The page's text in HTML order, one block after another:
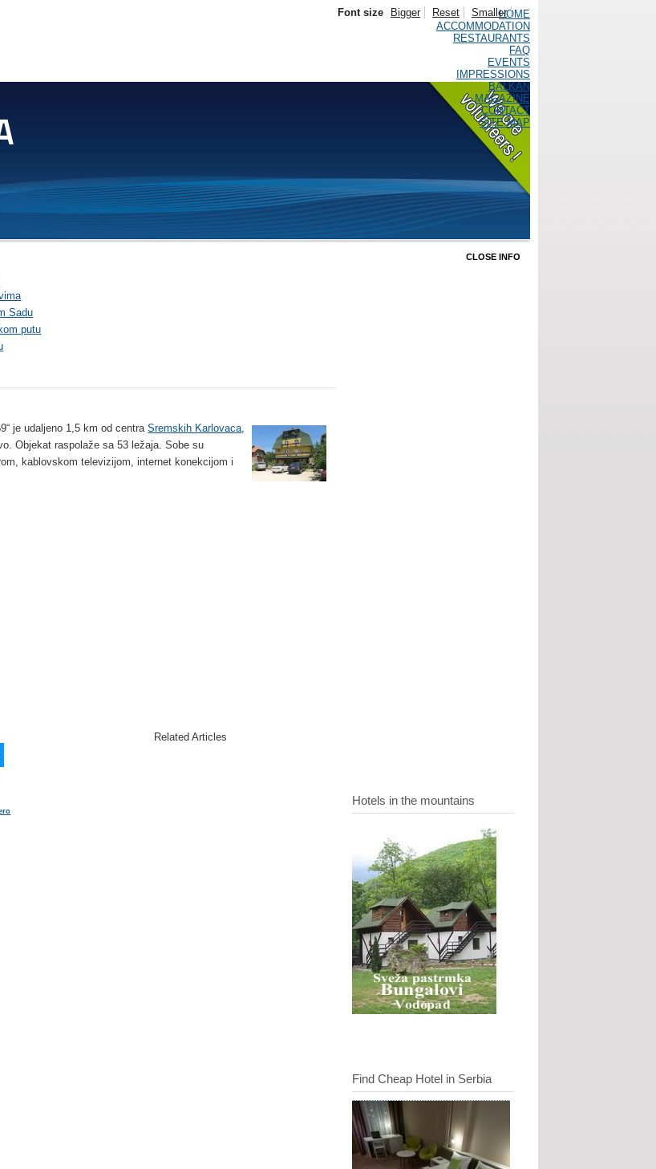
HOME
ACCOMMODATION
RESTAURANTS
FAQ
EVENTS
IMPRESSIONS
BALKAN
MAGAZINE
CONTACT
SITE MAP
Font size Bigger Reset Smaller
Sadu
putu
je udaljeno 1,5 km od centraSremskih Karlovaca,
Objekat raspolaže sa 53 ležaja. Sobe su
kablovskom televizijom, internet konekcijom i
Related Articles
CLOSE INFO
Hotels in the mountains
Find Cheap Hotel in Serbia